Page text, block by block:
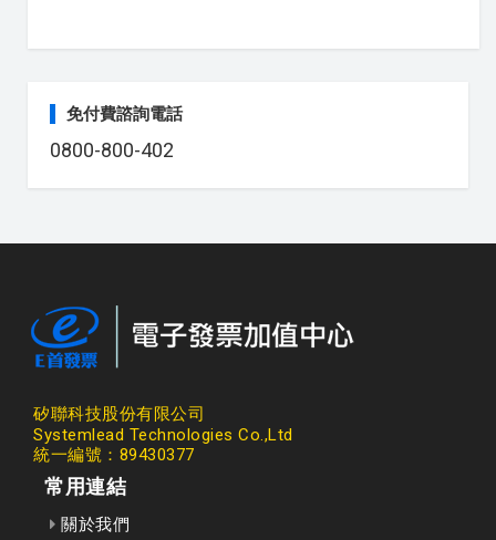
免付費諮詢電話
0800-800-402
矽聯科技股份有限公司
Systemlead Technologies Co.,Ltd
統一編號：89430377
常用連結
關於我們